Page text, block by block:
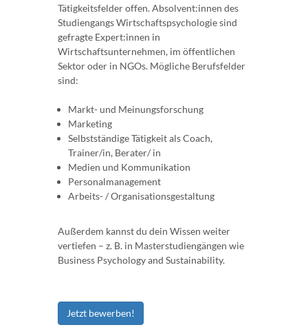
Tätigkeitsfelder offen. Absolvent:innen des
Studiengangs Wirtschaftspsychologie sind
gefragte Expert:innen in
Wirtschaftsunternehmen, im öffentlichen
Sektor oder in NGOs. Mögliche Berufsfelder
sind:
Markt- und Meinungsforschung
Marketing
Selbstständige Tätigkeit als Coach,
Trainer/in, Berater/ in
Medien und Kommunikation
Personalmanagement
Arbeits- / Organisationsgestaltung
Außerdem kannst du dein Wissen weiter
vertiefen – z. B. in Masterstudiengängen wie
Business Psychology and Sustainability.
Jetzt bewerben!